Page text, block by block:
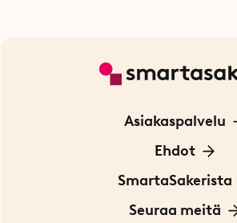
Asiakaspalvelu
Ota yhteyttä
Ehdot
Tietoa evästeistä
Yksityisyydensuoja
SmartaSakerista
Meistä
Seuraa meitä